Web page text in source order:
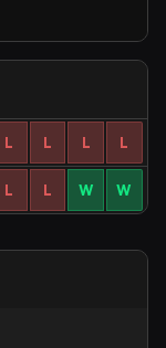
L L L L
L L W W